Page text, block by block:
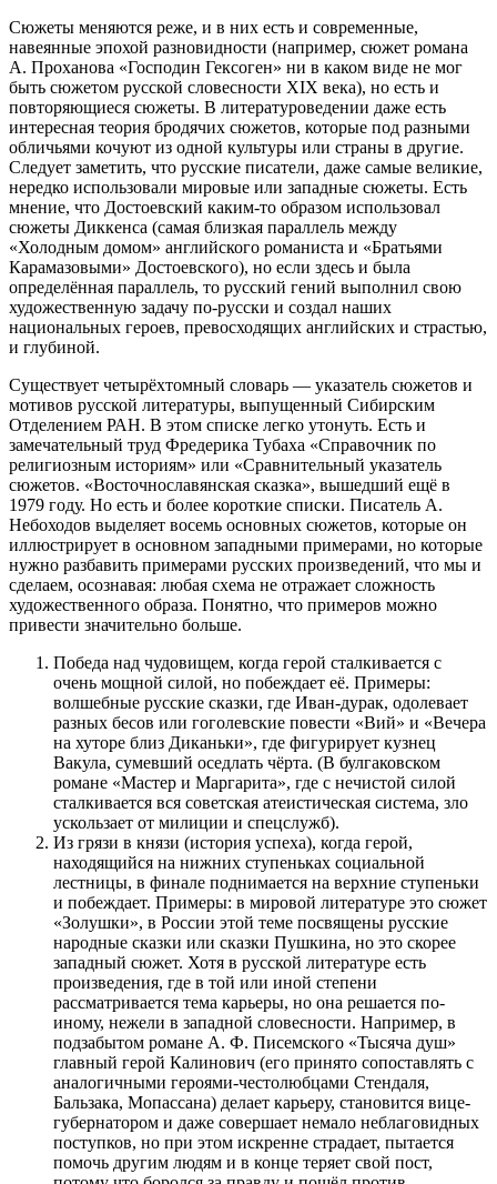
Сюжеты меняются реже, и в них есть и современные,
навеянные эпохой разновидности (например, сюжет романа
А. Проханова «Господин Гексоген» ни в каком виде не мог
быть сюжетом русской словесности XIX века), но есть и
повторяющиеся сюжеты. В литературоведении даже есть
интересная теория бродячих сюжетов, которые под разными
обличьями кочуют из одной культуры или страны в другие.
Следует заметить, что русские писатели, даже самые великие,
нередко использовали мировые или западные сюжеты. Есть
мнение, что Достоевский каким-то образом использовал
сюжеты Диккенса (самая близкая параллель между
«Холодным домом» английского романиста и «Братьями
Карамазовыми» Достоевского), но если здесь и была
определённая параллель, то русский гений выполнил свою
художественную задачу по-русски и создал наших
национальных героев, превосходящих английских и страстью,
и глубиной.
Существует четырёхтомный словарь — указатель сюжетов и
мотивов русской литературы, выпущенный Сибирским
Отделением РАН. В этом списке легко утонуть. Есть и
замечательный труд Фредерика Тубаха «Справочник по
религиозным историям» или «Сравнительный указатель
сюжетов. «Восточнославянская сказка», вышедший ещё в
1979 году. Но есть и более короткие списки. Писатель А.
Небоходов выделяет восемь основных сюжетов, которые он
иллюстрирует в основном западными примерами, но которые
нужно разбавить примерами русских произведений, что мы и
сделаем, осознавая: любая схема не отражает сложность
художественного образа. Понятно, что примеров можно
привести значительно больше.
Победа над чудовищем, когда герой сталкивается с
очень мощной силой, но побеждает её. Примеры:
волшебные русские сказки, где Иван-дурак, одолевает
разных бесов или гоголевские повести «Вий» и «Вечера
на хуторе близ Диканьки», где фигурирует кузнец
Вакула, сумевший оседлать чёрта. (В булгаковском
романе «Мастер и Маргарита», где с нечистой силой
сталкивается вся советская атеистическая система, зло
ускользает от милиции и спецслужб).
Из грязи в князи (история успеха), когда герой,
находящийся на нижних ступеньках социальной
лестницы, в финале поднимается на верхние ступеньки
и побеждает. Примеры: в мировой литературе это сюжет
«Золушки», в России этой теме посвящены русские
народные сказки или сказки Пушкина, но это скорее
западный сюжет. Хотя в русской литературе есть
произведения, где в той или иной степени
рассматривается тема карьеры, но она решается по-
иному, нежели в западной словесности. Например, в
подзабытом романе А. Ф. Писемского «Тысяча душ»
главный герой Калинович (его принято сопоставлять с
аналогичными героями-честолюбцами Стендаля,
Бальзака, Мопассана) делает карьеру, становится вице-
губернатором и даже совершает немало неблаговидных
поступков, но при этом искренне страдает, пытается
помочь другим людям и в конце теряет свой пост,